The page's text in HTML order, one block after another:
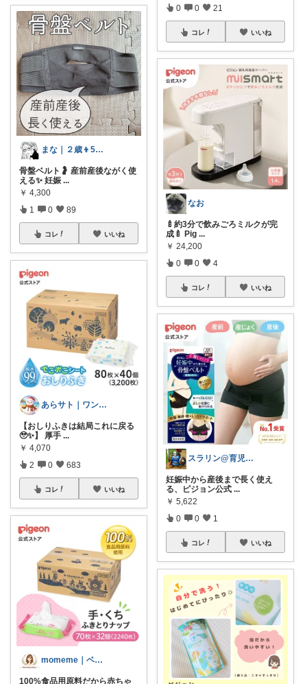
まな｜２歳👦5歳👧ママ
骨盤ベルト🤰 産前産後ながく使
える✨ 妊娠 ...
￥ 4,300
1 0 89
コレ いいね
あらサト｜ワンオペ4児ママ👶
【おしりふきは結局これに戻る
🥹✨】 厚手 ...
￥ 4,070
2 0 683
コレ いいね
momeme｜ベビー&キッズ専門店
100%食品用原料だから赤ちゃ
0 0 21
コレ いいね
なお
🍼約3分で飲みごろミルクが完
成🍼 Pig ...
￥ 24,200
0 0 4
コレ いいね
スラリン@育児パパ🔥目指せQOL向上
妊娠中から産後まで長く使え
る、ピジョン公式 ...
￥ 5,622
0 0 1
コレ いいね